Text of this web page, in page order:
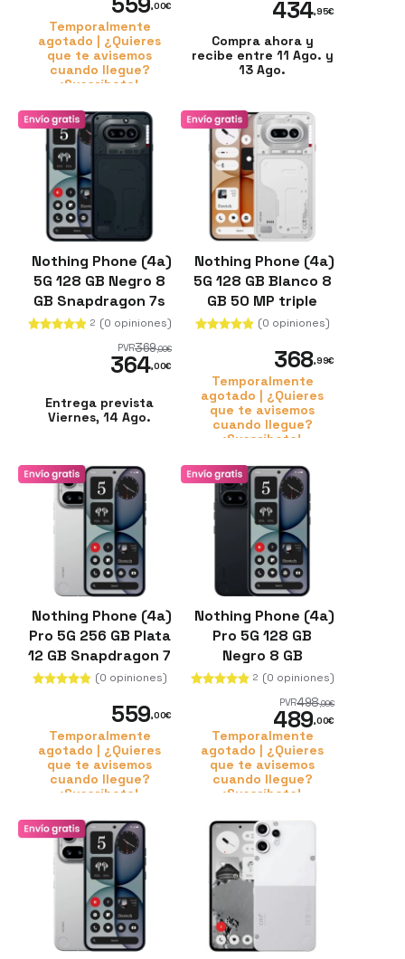
,00€
Temporalmente
agotado | ¿Quieres
que te avisemos
cuando llegue?
¡Suscríbete!
434,95€
Compra ahora y
recibe entre 11 Ago. y
13 Ago.
Nothing Phone (4a)
5G 128 GB Negro 8
GB Snapdragon 7s
Gen 4
2 (0 opiniones)
PVR369,00€
364,00€
Entrega prevista
Viernes, 14 Ago.
Nothing Phone (4a)
5G 128 GB Blanco 8
GB 50 MP triple
cámara
(0 opiniones)
368,99€
Temporalmente
agotado | ¿Quieres
que te avisemos
cuando llegue?
¡Suscríbete!
Nothing Phone (4a)
Pro 5G 256 GB Plata
12 GB Snapdragon 7
Gen 4
(0 opiniones)
559,00€
Temporalmente
agotado | ¿Quieres
que te avisemos
cuando llegue?
¡Suscríbete!
Nothing Phone (4a)
Pro 5G 128 GB
Negro 8 GB
Snapdragon 7 Gen
2 (0 opiniones)
PVR498,99€
489,00€
Temporalmente
agotado | ¿Quieres
que te avisemos
cuando llegue?
¡Suscríbete!